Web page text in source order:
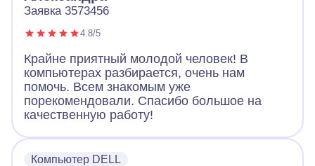
Заявка 3573456
4.8/5
Крайне приятный молодой человек! В
компьютерах разбирается, очень нам
помочь. Всем знакомым уже
порекомендовали. Спасибо большое на
качественную работу!
Компьютер DELL